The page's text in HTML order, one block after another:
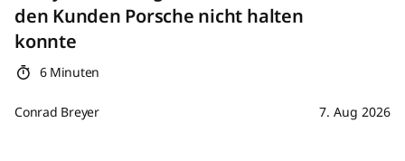
den Kunden Porsche nicht halten
konnte
6 Minuten
Conrad Breyer 7. Aug 2026